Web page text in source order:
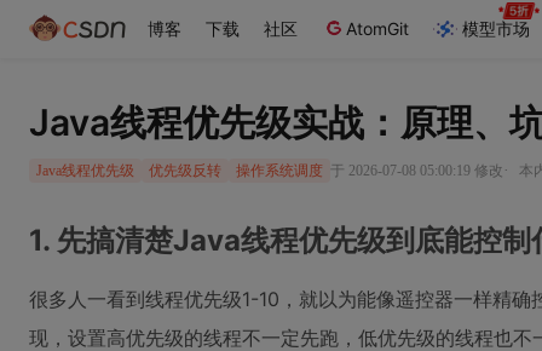
博客 下载 社区 AtomGit 模型市场
Java线程优先级实战：原理、
Java线程优先级 优先级反转 操作系统调度 于 2026-07-08 05:00:19 修改 · 本
1. 先搞清楚Java线程优先级到底能控制
很多人一看到线程优先级1-10，就以为能像遥控器一样精
现，设置高优先级的线程不一定先跑，低优先级的线程也